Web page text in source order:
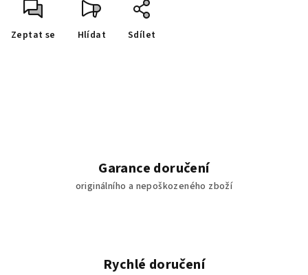
Zeptat se Hlídat Sdílet
Garance doručení
originálního a nepoškozeného zboží
Rychlé doručení